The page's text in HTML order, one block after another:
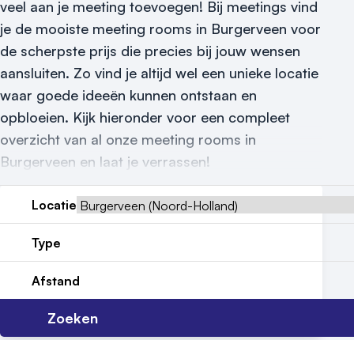
Contact
veel aan je meeting toevoegen! Bij meetings vind
je de mooiste meeting rooms in Burgerveen voor
de scherpste prijs die precies bij jouw wensen
aansluiten. Zo vind je altijd wel een unieke locatie
waar goede ideeën kunnen ontstaan en
opbloeien. Kijk hieronder voor een compleet
overzicht van al onze meeting rooms in
Burgerveen en laat je verrassen!
Locatie
Type
Afstand
Zoeken